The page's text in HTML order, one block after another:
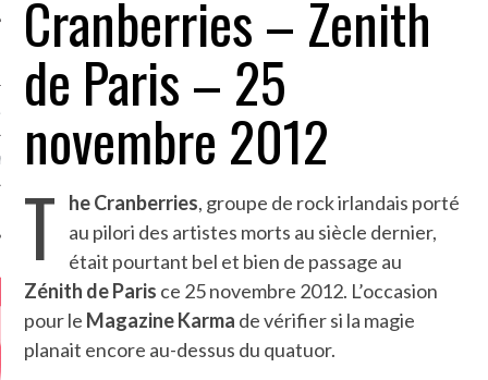
Cranberries – Zenith
de Paris – 25
novembre 2012
T he Cranberries, groupe de rock irlandais porté
au pilori des artistes morts au siècle dernier,
était pourtant bel et bien de passage au
Zénith de Paris ce 25 novembre 2012. L’occasion
pour le Magazine Karma de vérifier si la magie
planait encore au-dessus du quatuor.